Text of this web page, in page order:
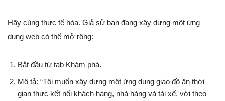
Hãy cùng thực tế hóa. Giả sử bạn đang xây dựng một ứng
dụng web có thể mở rộng:
Bắt đầu từ tab Khám phá.
Mô tả: “Tôi muốn xây dựng một ứng dụng giao đồ ăn thời
gian thực kết nối khách hàng, nhà hàng và tài xế, với theo